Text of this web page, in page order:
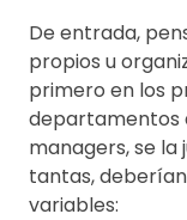
De entrada,
propios u
primero en los
departamentos
managers, se la
tantas,
variables: